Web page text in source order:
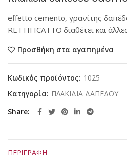
effetto cemento, γρανίτης
RETTIFICATTO διαθέτει και
Προσθήκη στα αγαπημένα
Κωδικός προϊόντος: 1025
Κατηγορία: ΠΛΑΚΙΔΙΑ ΔΑΠΕΔΟΥ
Share
ΠΕΡΙΓΡΑΦΗ